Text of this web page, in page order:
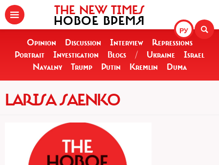
РУ
THE NEW TIMES
НОВОЕ ВРЕМЯ
Opinion Discussion Interview
Repressions
Portrait
Investigation Blogs / Ukraine
Israel
Navalny
Trump Putin Kremlin Duma
LARISA SAENKO